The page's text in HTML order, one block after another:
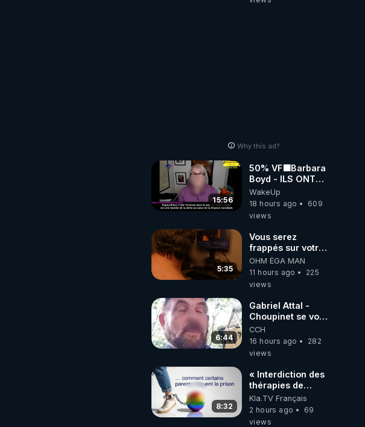
Why this ad?
15:56
50% VF🟩Barbara
Boyd - ILS ONT
MENTI SUR TOUT
-Jocelyne
Traduction
WakeUp
18 hours ago
609
views
5:35
Vous serez
frappés sur votre
sol européens par
la faute des
dirigeants qui
le nez
OHM ÉGA MAN
11 hours ago
225
views
6:44
Gabriel Attal -
Choupinet se voit
en haut de
l'affiche
CCH
16 hours ago
282
views
8:32
« Interdiction des
thérapies de
conversion »
Kla.TV Français
2 hours ago
69
views